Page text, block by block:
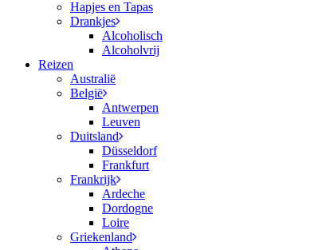
Hapjes en Tapas
Drankjes
Alcoholisch
Alcoholvrij
Reizen
Australië
België
Antwerpen
Leuven
Duitsland
Düsseldorf
Frankfurt
Frankrijk
Ardeche
Dordogne
Loire
Griekenland